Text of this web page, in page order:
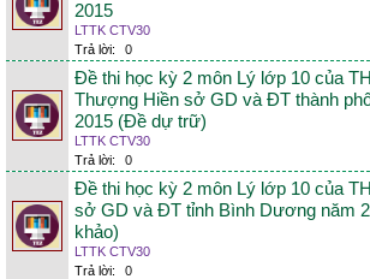
2015
LTTK CTV30
Trả lời:
0
Đề thi học kỳ 2 môn Lý lớp 10 của
Thượng Hiền sở GD và ĐT thành
2015 (Đề dự trữ)
LTTK CTV30
Trả lời:
0
Đề thi học kỳ 2 môn Lý lớp 10 của
sở GD và ĐT tỉnh Bình Dương năm
khảo)
LTTK CTV30
Trả lời:
0